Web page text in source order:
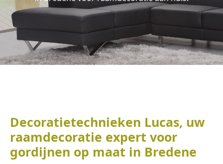
Decoratietechnieken Lucas, uw
raamdecoratie expert voor
gordijnen op maat in Bredene